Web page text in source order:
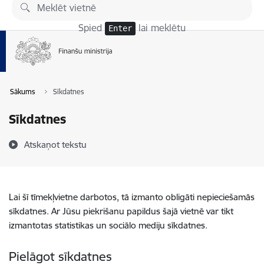
Pāriet uz lapas saturu
Spied Enter lai meklētu
Sākums Sīkdatnes
Sīkdatnes
Atskaņot tekstu
Lai šī tīmekļvietne darbotos, tā izmanto obligāti nepieciešamās
sīkdatnes. Ar Jūsu piekrišanu papildus šajā vietnē var tikt
izmantotas statistikas un sociālo mediju sīkdatnes.
Pielāgot sīkdatnes